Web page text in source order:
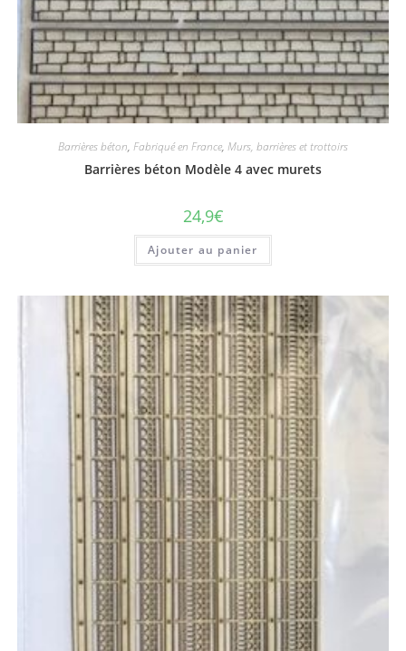
Barrières béton, Fabriqué en France, Murs, barrières et trottoirs
Barrières béton Modèle 4 avec murets
24,9€
Ajouter au panier